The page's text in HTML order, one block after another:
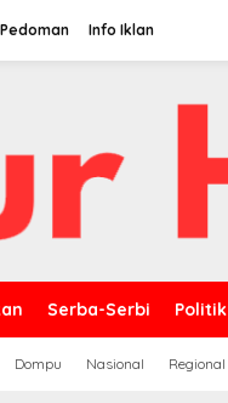
Pedoman Info Iklan
Serba-Serbi Politik
Dompu Nasional Regional